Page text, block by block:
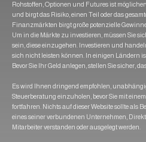
Rohstoffen, Optionen und Futures ist
und birgt das Risiko, einen Teil oder das
Finanzmärkten birgt große potenzielle
Um in die Märkte zu investieren, müssen Sie
sein, diese einzugehen. Investieren und
sich nicht leisten können. In einigen Ländern
Bevor Sie Ihr Geld anlegen, stellen Sie sicher,
Es wird Ihnen dringend empfohlen,
Steuerberatung einzuholen, bevor Sie mit
fortfahren. Nichts auf dieser Website sollte als
eines seiner verbundenen Unternehmen,
Mitarbeiter verstanden oder ausgelegt werden.